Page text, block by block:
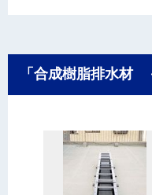
「合成樹脂排水材